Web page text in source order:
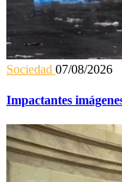
Sociedad 07/08/2026
Impactantes